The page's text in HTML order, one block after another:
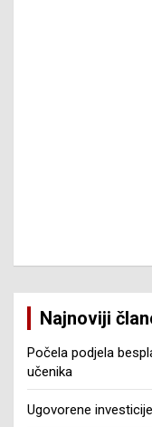
Najnoviji
Počela podjela
učenika
Ugovorene